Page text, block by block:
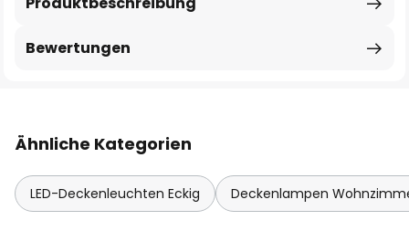
Bewertungen
Ähnliche Kategorien
LED-Deckenleuchten Eckig Deckenlampen